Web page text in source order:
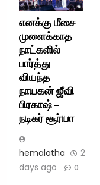
எனக்கு மீசை
முளைக்காத
நாட்களில்
பார்த்து
வியந்த
நாயகன் ஜீவி
பிரகாஷ் –
நடிகர் சூர்யா
hemalatha
2
days ago
0